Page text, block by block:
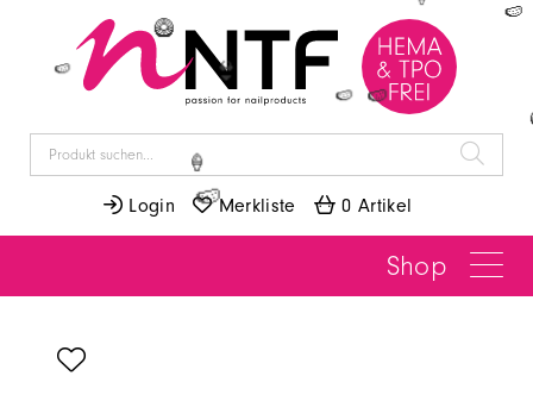
 Login  Merkliste  0 Artikel
Shop

🍦
🍉
👙
🥝
🍦